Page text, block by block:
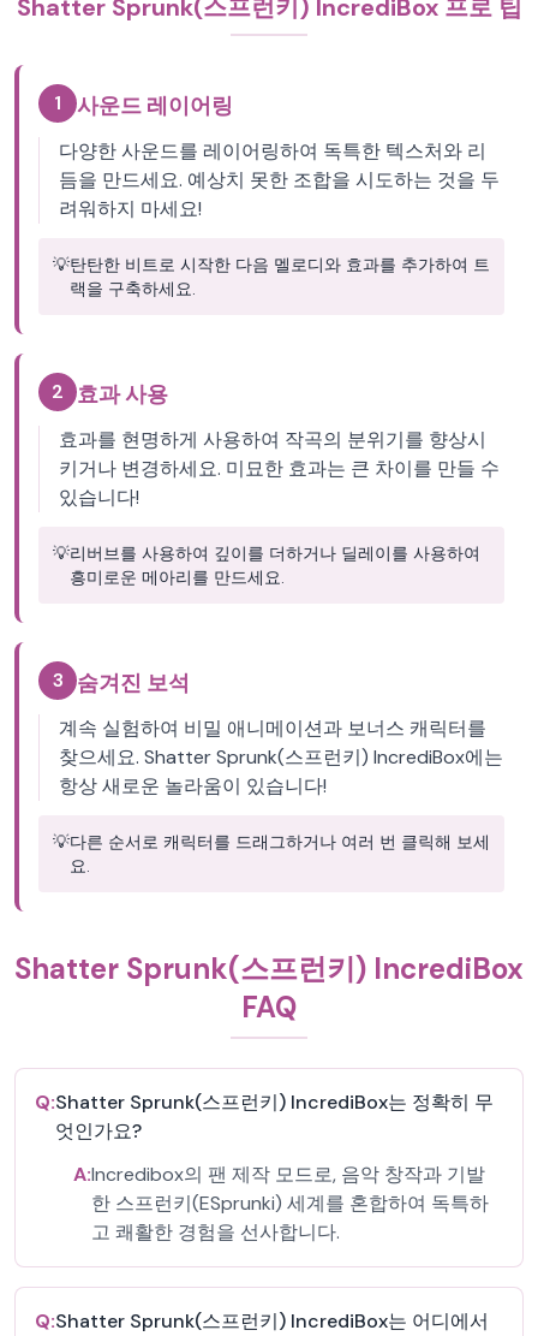
Shatter Sprunk(스프런키) IncrediBox 프로 팁
1 사운드 레이어링
다양한 사운드를 레이어링하여 독특한 텍스처와 리
듬을 만드세요. 예상치 못한 조합을 시도하는 것을 두
려워하지 마세요!
💡탄탄한 비트로 시작한 다음 멜로디와 효과를 추가하여 트
랙을 구축하세요.
2 효과 사용
효과를 현명하게 사용하여 작곡의 분위기를 향상시
키거나 변경하세요. 미묘한 효과는 큰 차이를 만들 수
있습니다!
💡리버브를 사용하여 깊이를 더하거나 딜레이를 사용하여
흥미로운 메아리를 만드세요.
3 숨겨진 보석
계속 실험하여 비밀 애니메이션과 보너스 캐릭터를
찾으세요. Shatter Sprunk(스프런키) IncrediBox에는
항상 새로운 놀라움이 있습니다!
💡다른 순서로 캐릭터를 드래그하거나 여러 번 클릭해 보세
요.
Shatter Sprunk(스프런키) IncrediBox
FAQ
Q:Shatter Sprunk(스프런키) IncrediBox는 정확히 무
엇인가요?
A:Incredibox의 팬 제작 모드로, 음악 창작과 기발
한 스프런키(ESprunki) 세계를 혼합하여 독특하
고 쾌활한 경험을 선사합니다.
Q:Shatter Sprunk(스프런키) IncrediBox는 어디에서